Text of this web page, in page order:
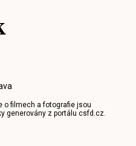
o filmech a fotografie jsou
generovány z portálucsfd.cz.